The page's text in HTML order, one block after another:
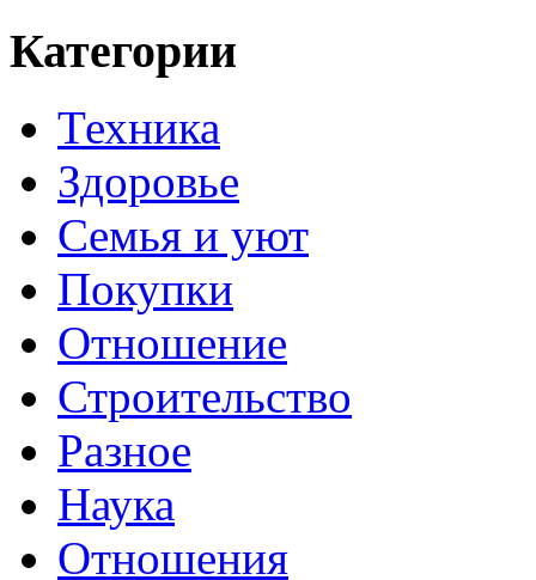
Категории
Техника
Здоровье
Семья и уют
Покупки
Отношение
Строительство
Разное
Наука
Отношения